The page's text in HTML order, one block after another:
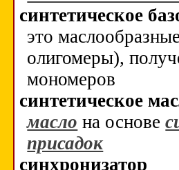
синтетическое
это
олигомеры),
мономеров
синтетическое
масло на основе
присадок
синхронизатор